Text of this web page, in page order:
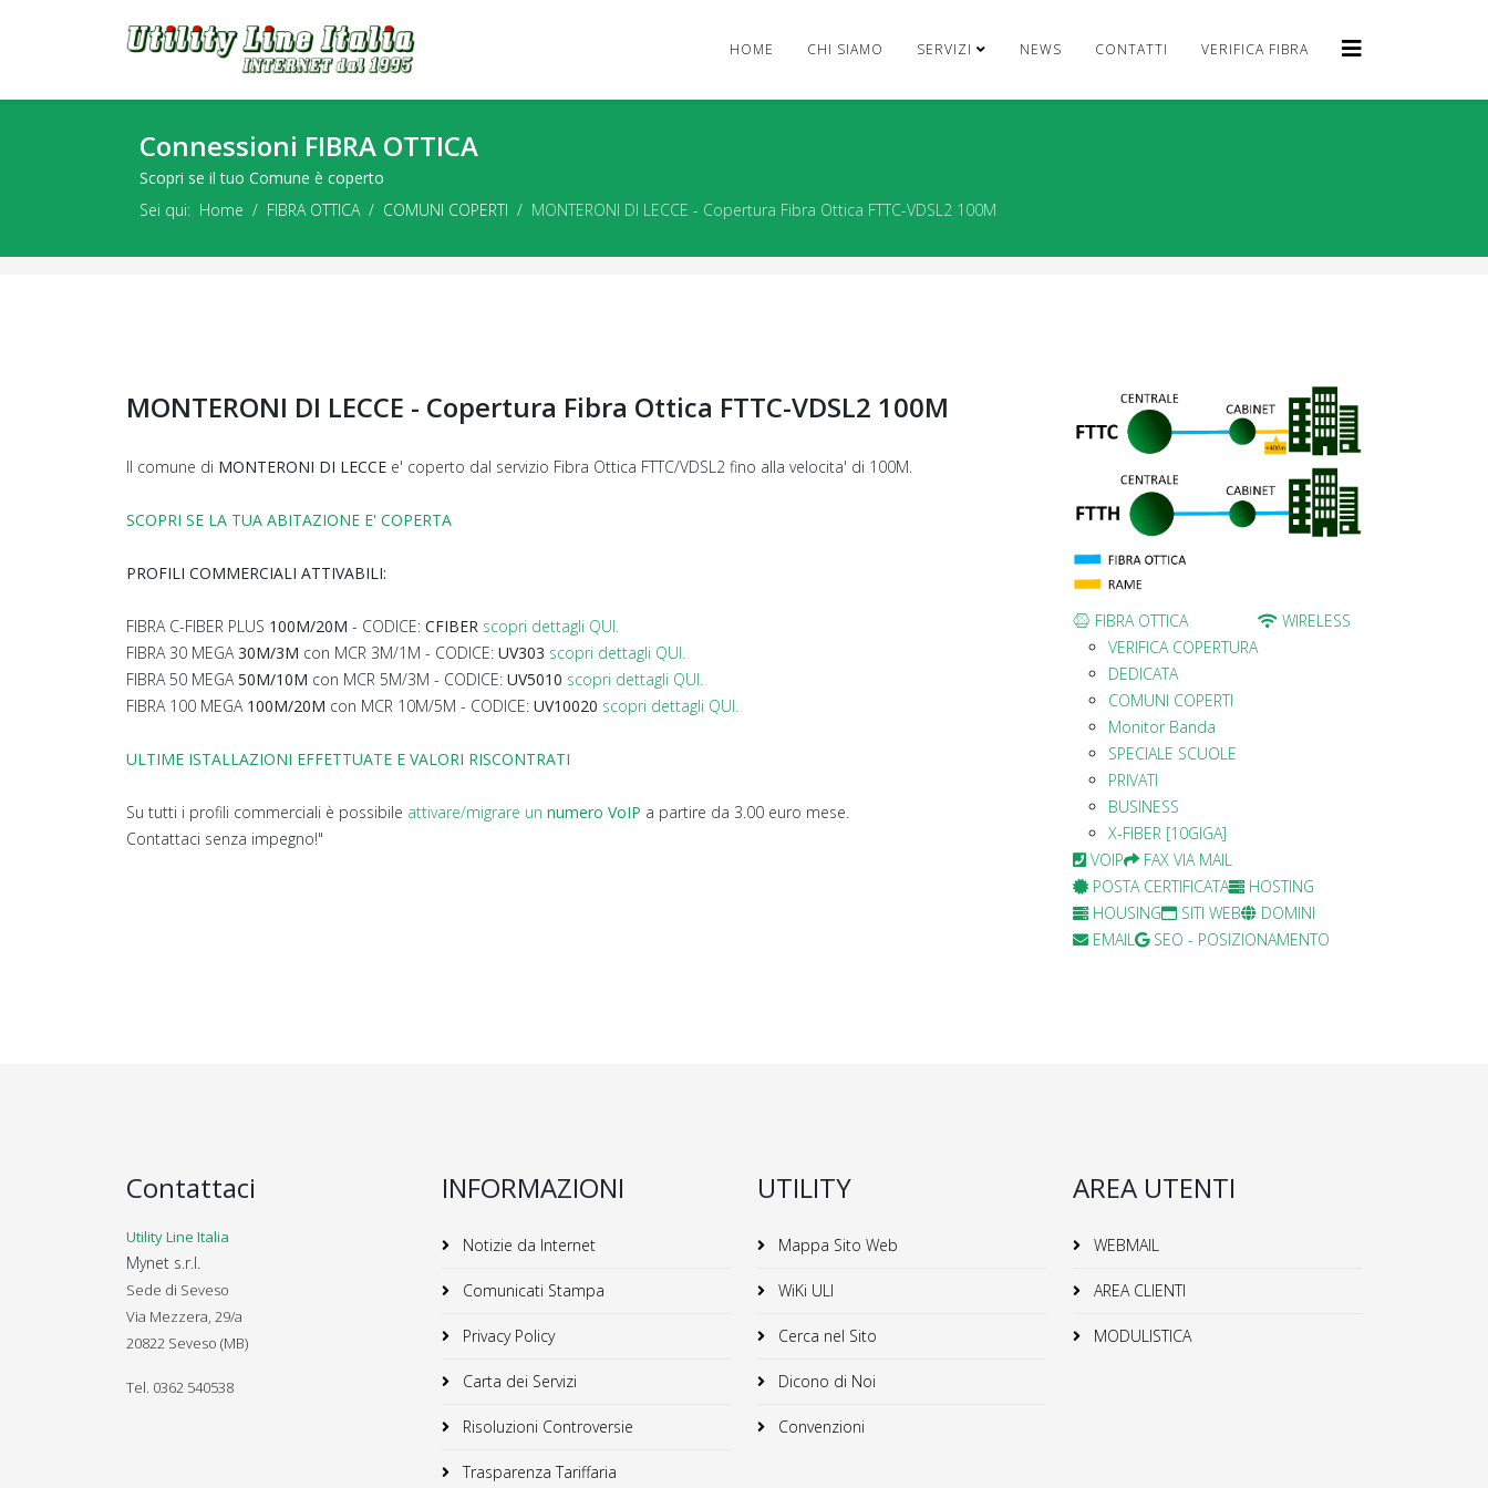
HOME CHI SIAMO SERVIZI NEWS CONTATTI VERIFICA FIBRA
Connessioni FIBRA OTTICA
Scopri se il tuo Comune è coperto
Sei qui: Home FIBRA OTTICA COMUNI COPERTI MONTERONI DI LECCE - Copertura Fibra Ottica FTTC-VDSL2 100M
MONTERONI DI LECCE - Copertura Fibra Ottica FTTC-VDSL2 100M
Il comune di MONTERONI DI LECCE e' coperto dal servizio Fibra Ottica FTTC/VDSL2 fino alla velocita' di 100M.
SCOPRI SE LA TUA ABITAZIONE E' COPERTA
PROFILI COMMERCIALI ATTIVABILI:
FIBRA C-FIBER PLUS 100M/20M - CODICE: CFIBER scopri dettagli QUI.
FIBRA 30 MEGA30M/3M con MCR 3M/1M - CODICE: UV303 scopri dettagli QUI.
FIBRA 50 MEGA50M/10M con MCR 5M/3M - CODICE: UV5010 scopri dettagli QUI.
FIBRA 100 MEGA 100M/20M con MCR 10M/5M - CODICE: UV10020 scopri dettagli QUI.
ULTIME ISTALLAZIONI EFFETTUATE E VALORI RISCONTRATI
Su tutti i profili commerciali è possibile attivare/migrare un numero VoIP a partire da 3.00 euro mese.
Contattaci senza impegno!"
FIBRA OTTICA
VERIFICA COPERTURA
DEDICATA
COMUNI COPERTI
Monitor Banda
SPECIALE SCUOLE
PRIVATI
BUSINESS
X-FIBER [10GIGA]
WIRELESS
VOIP
FAX VIA MAIL
POSTA CERTIFICATA
HOSTING
HOUSING
SITI WEB
DOMINI
EMAIL
SEO - POSIZIONAMENTO
Contattaci
Utility Line Italia
Mynet s.r.l.
Sede di Seveso
Via Mezzera, 29/a
20822 Seveso (MB)
Tel. 0362 540538
INFORMAZIONI
Notizie da Internet
Comunicati Stampa
Privacy Policy
Carta dei Servizi
Risoluzioni Controversie
Trasparenza Tariffaria
UTILITY
Mappa Sito Web
WiKi ULI
Cerca nel Sito
Dicono di Noi
Convenzioni
AREA UTENTI
WEBMAIL
AREA CLIENTI
MODULISTICA